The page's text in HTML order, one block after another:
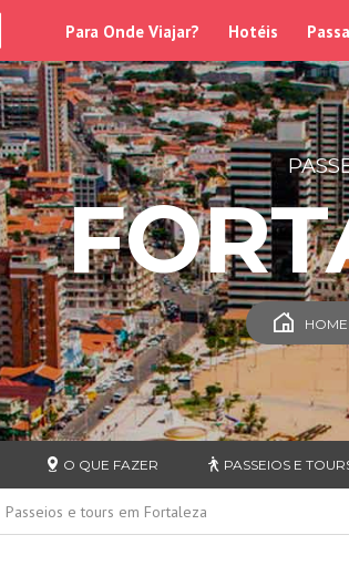
Para Onde Viajar? Hotéis
O QUE FAZER PASSEIOS E
Passeios e tours em Fortaleza